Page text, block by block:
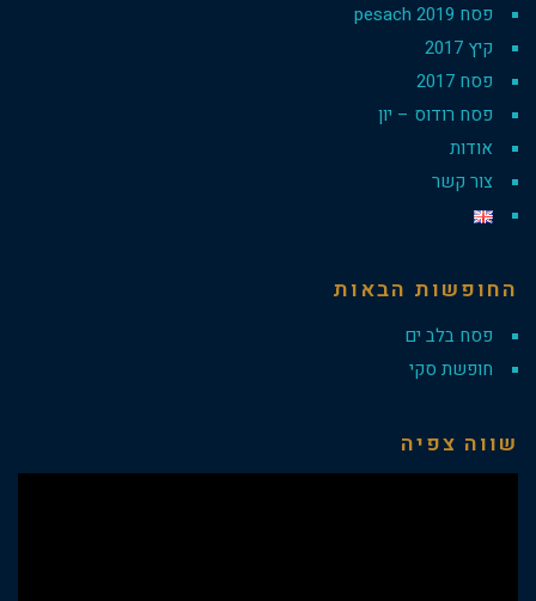
פסח 2019 pesach
קיץ 2017
פסח 2017
פסח רודוס – יון
אודות
צור קשר
החופשות הבאות
פסח בלב ים
חופשת סקי
שווה צפיה